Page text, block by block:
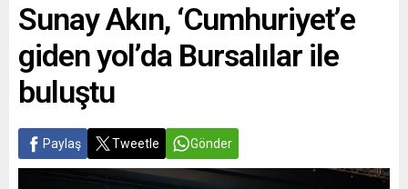
Sunay Akın, ‘Cumhuriyet’e
giden yol’da Bursalılar ile
buluştu
Paylaş Tweetle Gönder